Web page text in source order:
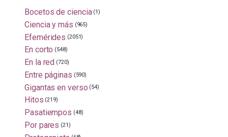
Bocetos de ciencia (1)
Ciencia y más (965)
Efemérides (2051)
En corto (548)
En la red (720)
Entre páginas (590)
Gigantas en verso (54)
Hitos (219)
Pasatiempos (48)
Por pares (21)